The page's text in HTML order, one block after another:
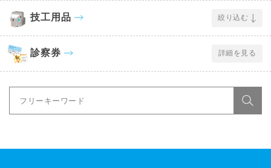
技工用品 絞り込む
診察券 詳細を見る